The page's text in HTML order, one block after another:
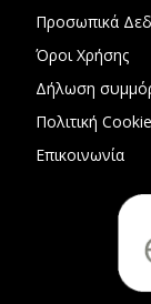
Προσωπικά
Όροι Χρήσης
Δήλωση
Πολιτική
Επικοινωνία